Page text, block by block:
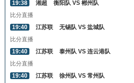
19:38
湘超
衡阳队 VS 郴州队
比分直播
19:40
江苏联
无锡队 VS 盐城队
比分直播
19:40
江苏联
泰州队 VS 连云港队
比分直播
19:40
江苏联 徐州队 VS 常州队